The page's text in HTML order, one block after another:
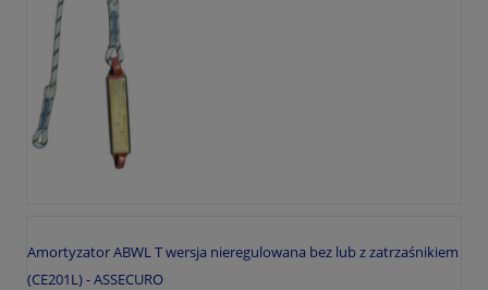
Amortyzator ABWL T wersja nieregulowana bez lub z zatrzaśnikiem
(CE201L) - ASSECURO